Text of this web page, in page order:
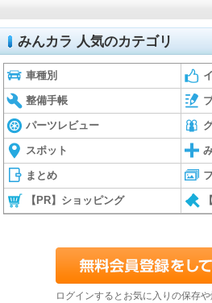
みんカラ 人気のカテゴリ
車種別
整備手帳
パーツレビュー
スポット
まとめ
【PR】ショッピング
ログインするとお気に入りの保存